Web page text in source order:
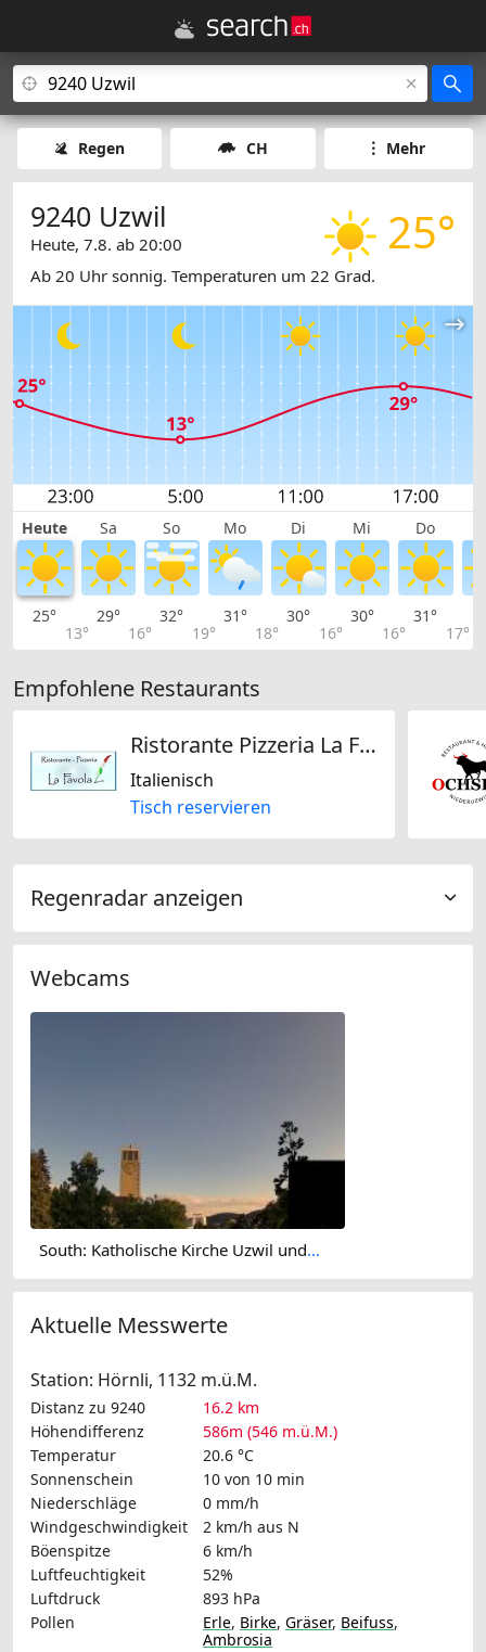
Regen CH Mehr
25°
9240 Uzwil
Heute, 7.8. ab 20:00
Ab 20 Uhr sonnig. Temperaturen um 22 Grad.
Heute Sa So Mo Di Mi Do
25°
13°
29°
16°
32°
19°
31°
18°
30°
16°
30°
16°
31°
17°
Empfohlene Restaurants
Ristorante Pizzeria La Favola zur Luxenburg
Italienisch
Tisch reservieren
Regenradar anzeigen
Webcams
South: Katholische Kirche Uzwil und Umgebung - Kath. Pfarramt Niederuzwil
Aktuelle Messwerte
Station: Hörnli, 1132 m.ü.M.
Distanz zu 9240
16.2 km
Höhendifferenz
586m (546 m.ü.M.)
Temperatur
20.6 °C
Sonnenschein
10 von 10 min
Niederschläge
0 mm/h
Windgeschwindigkeit
2 km/h aus N
Böenspitze
6 km/h
Luftfeuchtigkeit
52%
Luftdruck
893 hPa
Pollen
Erle, Birke, Gräser, Beifuss,
Ambrosia